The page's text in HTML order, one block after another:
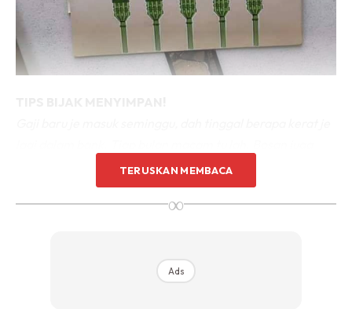
hadap situasi sama tiap bulan.
Kalau yang sabar, boleh lah hadap megi sebagai
pengganti KFC dan Mcd. Tapi kalau jenis gelojoh memang
saya nak kongsi ini. Cara ini mungkin nampak old school,
TERUSKAN MEMBACA
∞
Ads